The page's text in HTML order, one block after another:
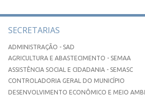
SECRETARIAS
ADMINISTRAÇÃO - SAD
AGRICULTURA E ABASTECIMENTO - SEMAA
ASSISTÊNCIA SOCIAL E CIDADANIA - SEMASC
CONTROLADORIA GERAL DO MUNICÍPIO
DESENVOLVIMENTO ECONÔMICO E MEIO